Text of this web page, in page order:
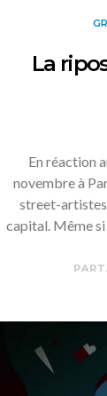
La
En réaction
novembre à
street-artistes
capital. Même si